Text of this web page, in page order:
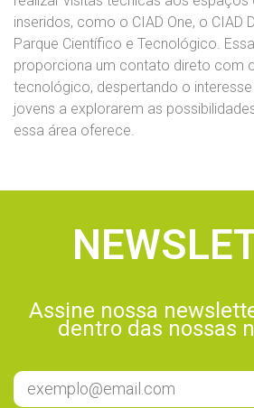
inseridos, como o CIAD One, o CIAD
Parque Científico e Tecnológico.
proporciona um contato direto com
tecnológico, despertando o
jovens a explorarem as
essa área oferece.
Assine nossa
dentro das nossas